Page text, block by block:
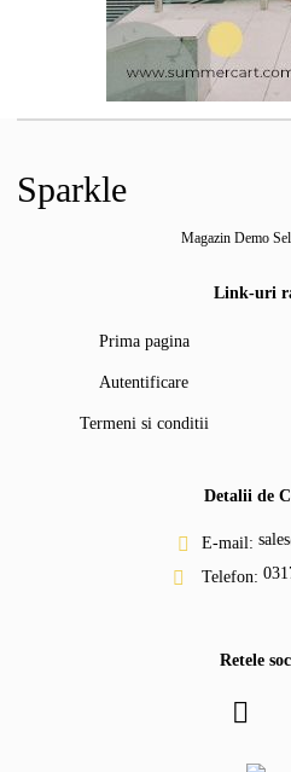
Sparkle
Magazin Demo
Link-uri
Prima pagina
Autentificare
Termeni si conditii
Detalii de
E-mail:
Telefon:
Retele